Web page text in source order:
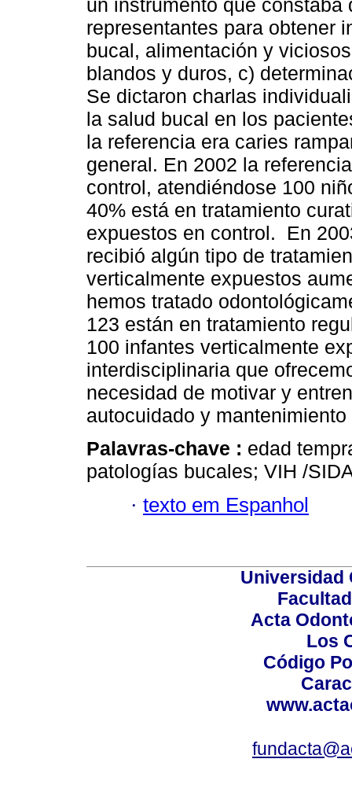
un instrumento que
representantes para obtener
bucal, alimentación y
blandos y duros, c)
Se dictaron charlas
la salud bucal en los
la referencia era caries
general. En 2002 la
control, atendiéndose 100
40% está en tratamiento
expuestos en control. En
recibió algún tipo de
verticalmente expuestos
hemos tratado
123 están en tratamiento
100 infantes verticalmente
interdisciplinaria que
necesidad de motivar y
autocuidado y
Palavras-chave : edad
patologías bucales; VIH /
· texto em Espanhol
Universidad
Acta
Los
Código